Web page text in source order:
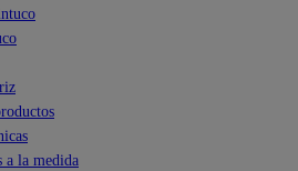
a la medida